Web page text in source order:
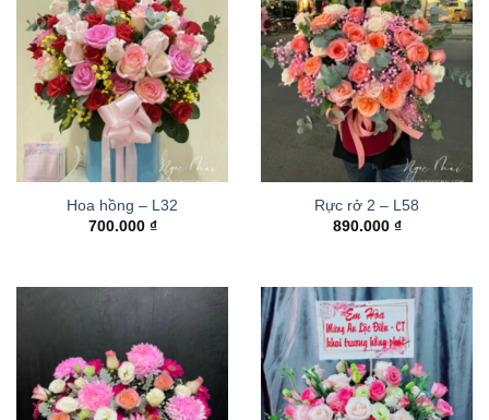
Hoa hồng – L32
700.000 ₫
Rực rở 2 – L58
890.000 ₫